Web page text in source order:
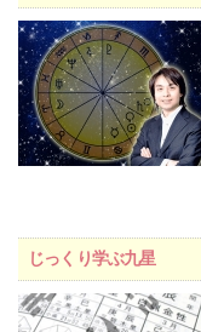
じっくり学ぶ九星